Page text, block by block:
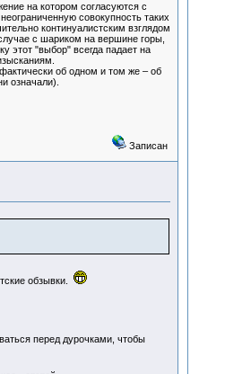
на котором согласуются с
совокупность таких
континуалистским взглядом
с шариком на вершине горы,
этот "выбор" всегда падает на
об одном и том же – об
означали).
Записан
обзывки.
перед дурочками, чтобы